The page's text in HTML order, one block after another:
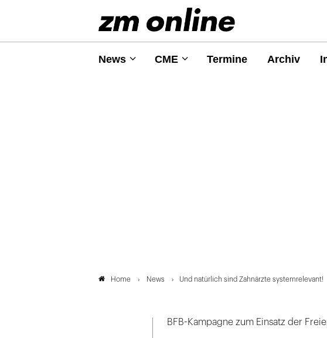
News CME Termine Archiv
Home News Und natürlich sind Zahnärzte systemrelevant!
BFB-Kampagne zum Einsatz der